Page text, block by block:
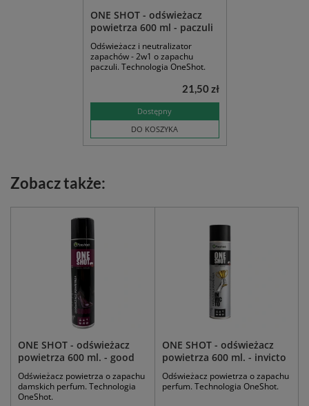
ONE SHOT - odświeżacz
powietrza 600 ml - paczuli
Odświeżacz i neutralizator
zapachów - 2w1 o zapachu
paczuli. Technologia OneShot.
Dostępny
DO KOSZYKA
21,50 zł
Zobacz także:
ONE SHOT - odświeżacz
powietrza 600 ml. - good
Odświeżacz powietrza o zapachu
damskich perfum. Technologia
OneShot.
ONE SHOT - odświeżacz
powietrza 600 ml. - invicto
Odświeżacz powietrza o zapachu
perfum. Technologia OneShot.